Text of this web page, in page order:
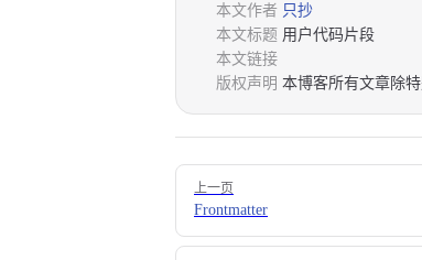
本文作者 只抄
本文标题 用户代码片段
本文链接
版权声明 本博客所有文章除
Pager
上一页
Frontmatter